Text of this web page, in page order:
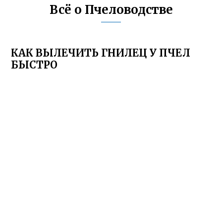
Всё о Пчеловодстве
КАК ВЫЛЕЧИТЬ ГНИЛЕЦ У ПЧЕЛ
БЫСТРО